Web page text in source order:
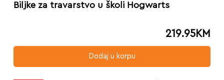
Biljke za travarstvo u školi Hogwarts
219.95KM
Dodaj u korpu